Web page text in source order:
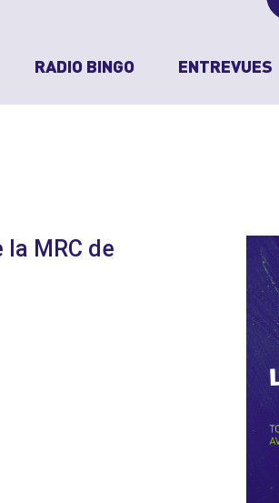
RADIO BINGO ENTREVUES
MRC de